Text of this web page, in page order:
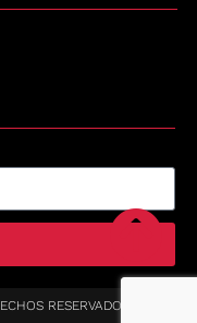
RESERVADOS